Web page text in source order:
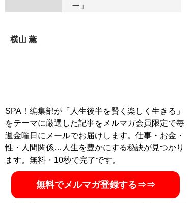
ー」
横山 薫
SPA！編集部が「人生後半を賢く楽しく生きる」
をテーマに厳選した記事をメルマガ会員限定で毎
週金曜日にメールでお届けします。仕事・お金・
性・人間関係…人生を豊かにする秘訣が見つかり
ます。無料・10秒で完了です。
無料でメルマガ登録する⇒⇒